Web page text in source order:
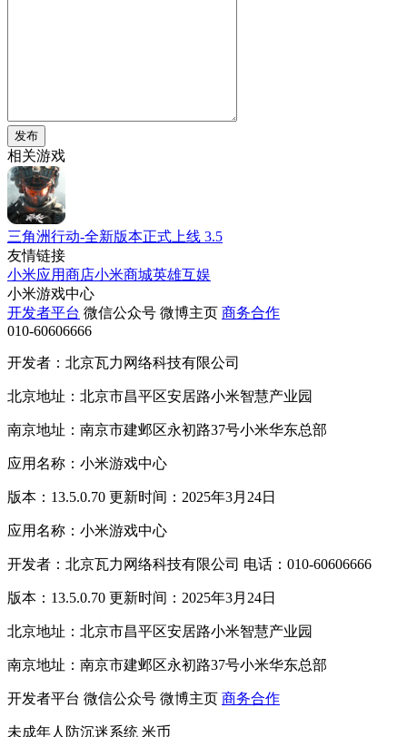
发布
相关游戏
三角洲行动-全新版本正式上线 3.5
友情链接
小米应用商店小米商城英雄互娱
小米游戏中心
开发者平台 微信公众号 微博主页 商务合作
010-60606666
开发者：北京瓦力网络科技有限公司
北京地址：北京市昌平区安居路小米智慧产业园
南京地址：南京市建邺区永初路37号小米华东总部
应用名称：小米游戏中心
版本：13.5.0.70 更新时间：2025年3月24日
应用名称：小米游戏中心
开发者：北京瓦力网络科技有限公司 电话：010-60606666
版本：13.5.0.70 更新时间：2025年3月24日
北京地址：北京市昌平区安居路小米智慧产业园
南京地址：南京市建邺区永初路37号小米华东总部
开发者平台 微信公众号 微博主页 商务合作
未成年人防沉迷系统 米币